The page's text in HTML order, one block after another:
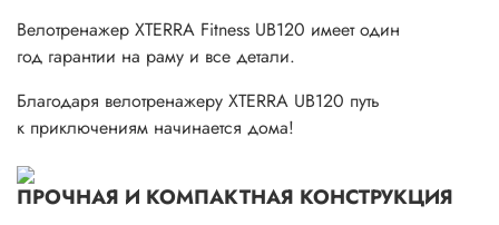
Велотренажер XTERRA Fitness UB120 имеет один
год гарантии на раму и все детали.
Благодаря велотренажеру XTERRA UB120 путь
к приключениям начинается дома!
ПРОЧНАЯ И КОМПАКТНАЯ КОНСТРУКЦИЯ